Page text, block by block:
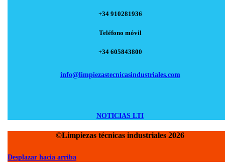
+34 910281936
Teléfono móvil
+34 605843800
info@limpiezastecnicasindustriales.com
NOTICIAS LTI
©Limpiezas técnicas industriales 2026
Desplazar hacia arriba